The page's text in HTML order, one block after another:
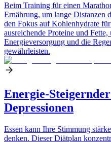
Beim Training für einen
Ernährung, um lange Distanzen
den Fokus auf Kohlenhydrate
ausreichende Proteine und Fette,
Energieversorgung und die
gewährleisten.
Energie-
Depressionen
Essen kann Ihre Stimmung
denken. Dieser Diätplan